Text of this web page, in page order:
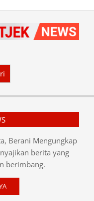
Berani Mengungkap
berita yang
berimbang.